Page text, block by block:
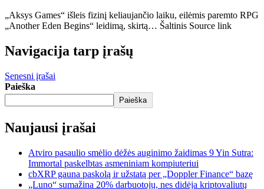
„Aksys Games“ išleis fizinį keliaujančio laiku, eilėmis paremto RPG
„Another Eden Begins“ leidimą, skirtą… Šaltinis Source link
Navigacija tarp įrašų
Senesni įrašai
Paieška
Paieška
Naujausi įrašai
Atviro pasaulio smėlio dėžės auginimo žaidimas 9 Yin Sutra:
Immortal paskelbtas asmeniniam kompiuteriui
cbXRP gauna paskolą ir užstatą per „Doppler Finance“ bazę
„Luno“ sumažina 20% darbuotojų, nes didėja kriptovaliutų